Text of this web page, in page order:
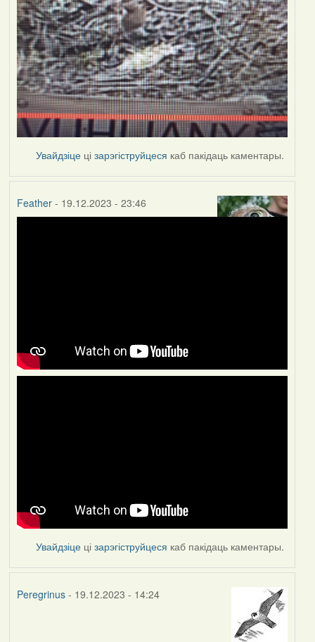
Увайдзіце цізарэгіструйцеся каб пакідаць каментары.
Feather- 19.12.2023 - 23:46
Увайдзіце цізарэгіструйцеся каб пакідаць каментары.
Peregrinus- 19.12.2023 - 14:24